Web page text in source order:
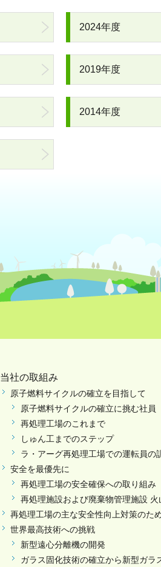
2024年度
2019年度
2014年度
当社の取組み
原子燃料サイクルの確立を目指して
原子燃料サイクルの確立に挑む社員
再処理工場のこれまで
しゅん工までのステップ
ラ・アーグ再処理工場での運転員の
安全を最優先に
再処理工場の安全確保への取り組み
再処理施設および廃棄物管理施設
再処理工場の主な安全性向上対策のた
世界最高技術への挑戦
新型遠心分離機の開発
ガラス固化技術の確立から新型ガラ